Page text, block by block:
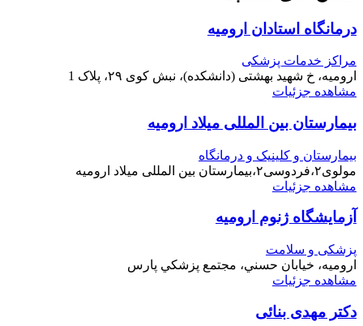
درمانگاه استادان ارومیه
مراکز خدمات پزشکی
ارومیه، خ شهید بهشتی (دانشکده)، نبش کوی ۲۹، پلاک 1
مشاهده جزئیات
بیمارستان بین المللی میلاد ارومیه
بیمارستان و کلینیک و درمانگاه
مولوی۲،فردوسی۲،بیمارستان بین المللی میلاد ارومیه
مشاهده جزئیات
آزمایشگاه ژنوم ارومیه
پزشکی و سلامت
اروميه، خيابان حسني، مجتمع پزشکي پارس
مشاهده جزئیات
دکتر مهدی بنائی